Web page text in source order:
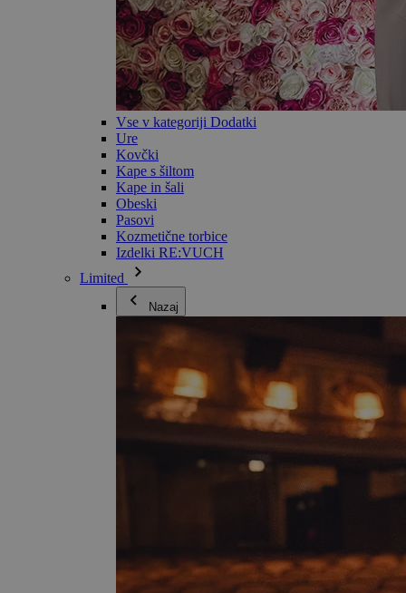
Vse v kategoriji Dodatki
Ure
Kovčki
Kape s šiltom
Kape in šali
Obeski
Pasovi
Kozmetične torbice
Izdelki RE:VUCH
Limited
Nazaj